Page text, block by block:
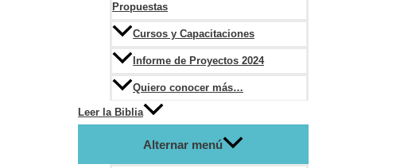
Propuestas
Cursos y Capacitaciones
Informe de Proyectos 2024
Quiero conocer más…
Leer la Biblia
Alternar menú